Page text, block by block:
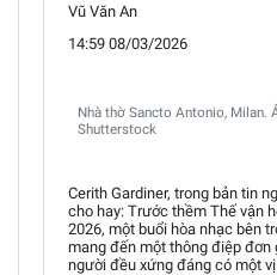
Vũ Văn An
14:59 08/03/2026
Nhà thờ Sancto Antonio, Milan.
Shutterstock
Cerith Gardiner, trong bản tin
cho hay: Trước thềm Thế vận
2026, một buổi hòa nhạc bên
mang đến một thông điệp đơn
người đều xứng đáng có một